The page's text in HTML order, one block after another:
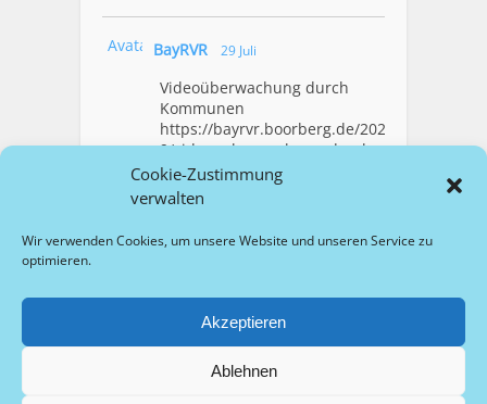
Cookie-Zustimmung
verwalten
Wir verwenden Cookies, um unsere Website und unseren Service zu
optimieren.
Akzeptieren
Ablehnen
Avatar BayRVR 29 Juli
Videoüberwachung durch
Kommunen
https://bayrvr.boorberg.de/2026/07/2
9/videoueberwachung-durch-
kommunen/
1 Twitter
Copyright © 2026 bayrvr.de